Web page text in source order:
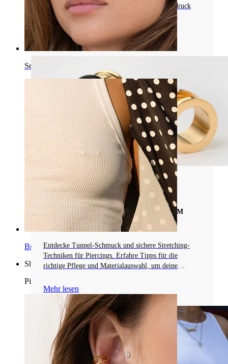
Septum
Brustwarzen
Shoppe nach Piercingart
Piercings
zum Ohrendehnen. Entdecke, wie sie den Eindruck
von gedehnten Ohrläppchen ohne dauerhafte
Veränderungen nachahmen
Mehr lesen
Arten von Piercingschmuck
TUNNELS UND GUTE PRAKTIKTEN ZUM
STRETCHING VON OHREN
Entdecke Tunnel-Schmuck und sichere Stretching-
Techniken für Piercings. Erfahre Tipps für die
richtige Pflege und Materialauswahl, um deine
Mehr lesen